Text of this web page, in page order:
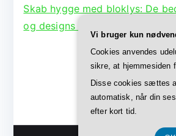
Skab hygge med bloklys: De
og designs til lysestager
Vi bruger kun
Cookies anvendes
sikre, at hjemmesiden
Disse cookies sættes
automatisk, når din
efter kort tid.